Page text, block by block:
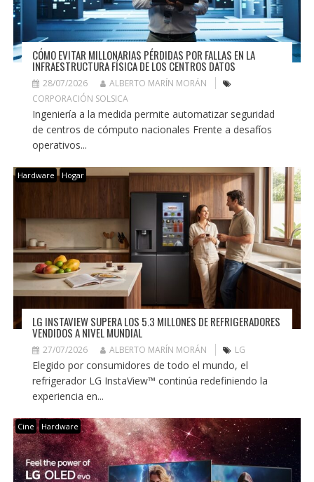
CÓMO EVITAR MILLONARIAS PÉRDIDAS POR FALLAS EN LA
INFRAESTRUCTURA FÍSICA DE LOS CENTROS DATOS
28/07/2026
ALBERTO MARÍN MORÁN
CORPORACIÓN SOLSICA
Ingeniería a la medida permite automatizar seguridad
de centros de cómputo nacionales Frente a desafíos
operativos...
Hardware Hogar
LG INSTAVIEW SUPERA LOS 5.3 MILLONES DE REFRIGERADORES
VENDIDOS A NIVEL MUNDIAL
27/07/2026 ALBERTO MARÍN MORÁN LG
Elegido por consumidores de todo el mundo, el
refrigerador LG InstaView™ continúa redefiniendo la
experiencia en...
Cine Hardware